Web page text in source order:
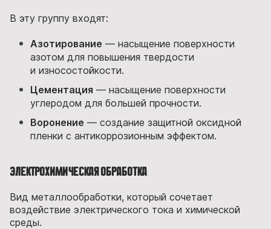
В эту группу входят:
Азотирование — насыщение поверхности
азотом для повышения твердости
и износостойкости.
Цементация — насыщение поверхности
углеродом для большей прочности.
Воронение — создание защитной оксидной
пленки с антикоррозионным эффектом.
Электрохимическая обработка
Вид металлообработки, который сочетает
воздействие электрического тока и химической
среды.